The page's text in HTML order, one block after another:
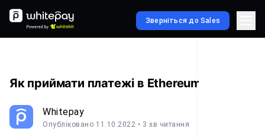
Зверніться до Sales
Як приймати платежі в Ethereum
Whitepay
Опубліковано 11.10.2022 • 3 хв читання